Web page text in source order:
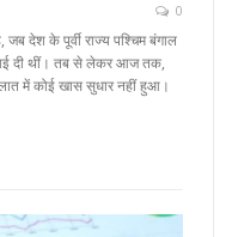
0
देश के पूर्वी राज्य पश्चिम बंगाल
दी थीं। तब से लेकर आज तक,
में कोई खास सुधार नहीं हुआ।